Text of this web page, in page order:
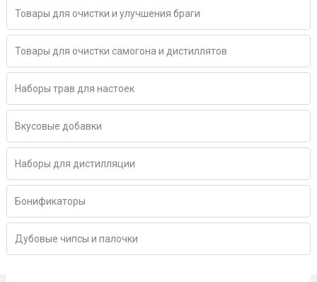
Товары для очистки и улучшения браги
Товары для очистки самогона и дистиллятов
Наборы трав для настоек
Вкусовые добавки
Наборы для дистилляции
Бонификаторы
Дубовые чипсы и палочки